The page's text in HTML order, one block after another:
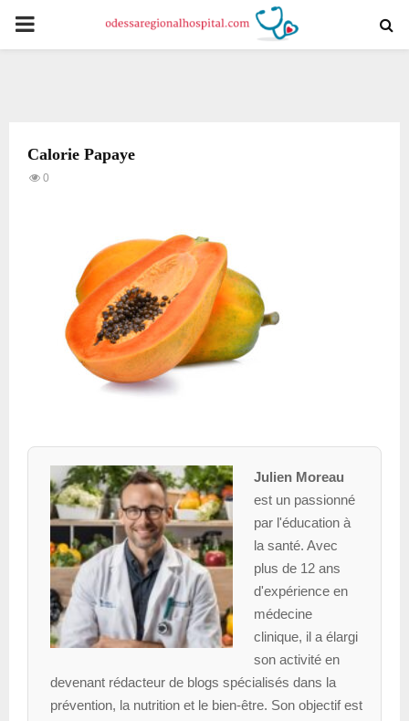
PRIMARY
Calorie Papaye
0
Julien Moreau
est un passionné
par l'éducation à
la santé. Avec
plus de 12 ans
d'expérience en
médecine
clinique, il a élargi
son activité en
devenant rédacteur de blogs spécialisés dans la
prévention, la nutrition et le bien-être. Son objectif est